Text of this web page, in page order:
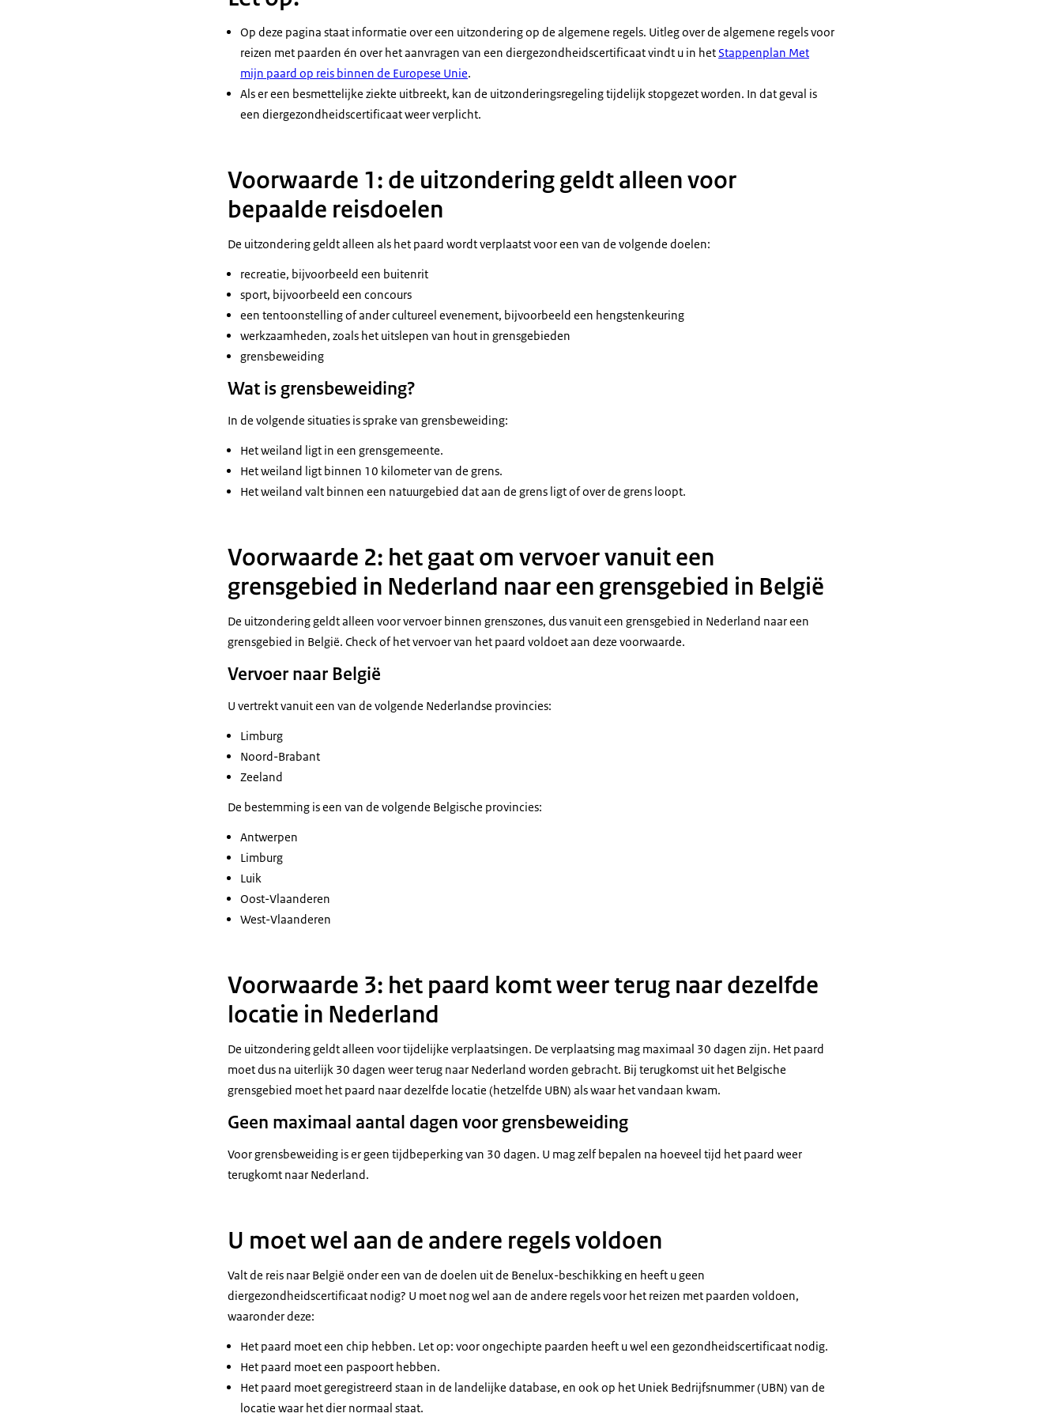
Op deze pagina staat informatie over een uitzondering op de algemene regels. Uitleg over de algemene regels voor
reizen met paarden én over het aanvragen van een diergezondheidscertificaat vindt u in hetStappenplan Met
mijn paard op reis binnen de Europese Unie.
Als er een besmettelijke ziekte uitbreekt, kan de uitzonderingsregeling tijdelijk stopgezet worden. In dat geval is
een diergezondheidscertificaat weer verplicht.
Voorwaarde 1: de uitzondering geldt alleen voor
bepaalde reisdoelen
De uitzondering geldt alleen als het paard wordt verplaatst voor een van de volgende doelen:
recreatie, bijvoorbeeld een buitenrit
sport, bijvoorbeeld een concours
een tentoonstelling of ander cultureel evenement, bijvoorbeeld een hengstenkeuring
werkzaamheden, zoals het uitslepen van hout in grensgebieden
grensbeweiding
Wat is grensbeweiding?
In de volgende situaties is sprake van grensbeweiding:
Het weiland ligt in een grensgemeente.
Het weiland ligt binnen 10 kilometer van de grens.
Het weiland valt binnen een natuurgebied dat aan de grens ligt of over de grens loopt.
Voorwaarde 2: het gaat om vervoer vanuit een
grensgebied in Nederland naar een grensgebied in België
De uitzondering geldt alleen voor vervoer binnen grenszones, dus vanuit een grensgebied in Nederland naar een
grensgebied in België. Check of het vervoer van het paard voldoet aan deze voorwaarde.
Vervoer naar België
U vertrekt vanuit een van de volgende Nederlandse provincies:
Limburg
Noord-Brabant
Zeeland
De bestemming is een van de volgende Belgische provincies:
Antwerpen
Limburg
Luik
Oost-Vlaanderen
West-Vlaanderen
Voorwaarde 3: het paard komt weer terug naar dezelfde
locatie in Nederland
De uitzondering geldt alleen voor tijdelijke verplaatsingen. De verplaatsing mag maximaal 30 dagen zijn. Het paard
moet dus na uiterlijk 30 dagen weer terug naar Nederland worden gebracht. Bij terugkomst uit het Belgische
grensgebied moet het paard naar dezelfde locatie (hetzelfde UBN) als waar het vandaan kwam.
Geen maximaal aantal dagen voor grensbeweiding
Voor grensbeweiding is er geen tijdbeperking van 30 dagen. U mag zelf bepalen na hoeveel tijd het paard weer
terugkomt naar Nederland.
U moet wel aan de andere regels voldoen
Valt de reis naar België onder een van de doelen uit de Benelux-beschikking en heeft u geen
diergezondheidscertificaat nodig? U moet nog wel aan de andere regels voor het reizen met paarden voldoen,
waaronder deze:
Het paard moet een chip hebben. Let op: voor ongechipte paarden heeft u wel een gezondheidscertificaat nodig.
Het paard moet een paspoort hebben.
Het paard moet geregistreerd staan in de landelijke database, en ook op het Uniek Bedrijfsnummer (UBN) van de
locatie waar het dier normaal staat.